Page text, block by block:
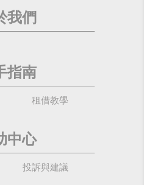
我們
指南
租借教學
中心
投訴與建議